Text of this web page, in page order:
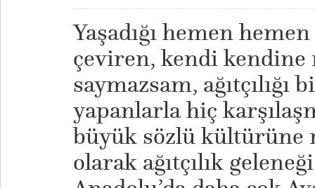
Yaşadığı hemen
çeviren, kendi kendine
saymazsam, ağıtçılığı
yapanlarla hiç
büyük sözlü kültürüne
olarak ağıtçılık